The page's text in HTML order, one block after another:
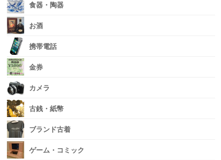
食器・陶器
お酒
携帯電話
金券
カメラ
古銭・紙幣
ブランド古着
ゲーム・コミック